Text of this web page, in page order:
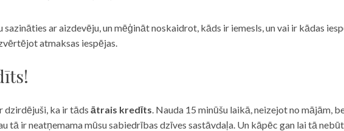
sazināties ar aizdevēju, un mēģināt noskaidrot, kāds ir iemesls, un vai ir kādas
atmaksas iespējas.
dzirdējuši, ka ir tāds ātrais kredīts. Nauda 15 minūšu laikā, neizejot no mājām,
tā ir neatņemama mūsu sabiedrības dzīves sastāvdaļa. Un kāpēc gan lai tā